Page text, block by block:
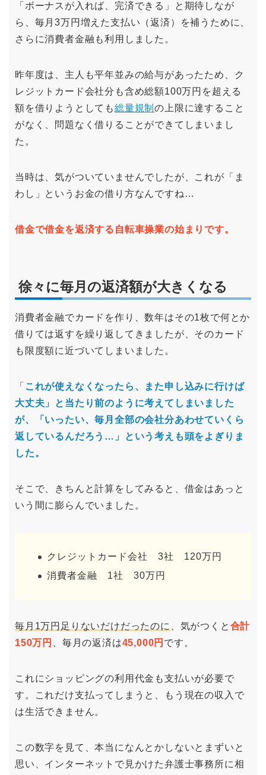
「ボーナスが入れば、完済できる」と期待しなが
ら、毎月3万円増えた支払い（返済）を補うために、
さらに消費者金融も利用しました。
昨年度は、主人も平年並みの給与があったため、ク
レジットカード会社分も含め総額100万円を超える
額を借りようとしても総量規制の上限に達すること
がなく、問題なく借りることができてしまいまし
た。
当時は、気がついていませんでしたが、これが「ま
わし」というお金の借り方なんですね…
借金で借金を返済する自転車操業の始まりです。
徐々に毎月の返済額が大きくなる
消費者金融でカードを作り、数年はその1枚で何とか
借りては返すを繰り返してきましたが、そのカード
も限度額に近づいてしまいました。
「 これが使えなくなったら、また申し込みに行けば
大丈夫」と当たり前のように考えてしまいました
が、「 いったい、毎月全部の会社分あわせていくら
返しているんだろう… 」という考えも頭をよぎりま
した。
そこで、きちんと計算をしてみると、借金はあっと
いう間に膨らんでいました。
クレジットカード会社 3社 120万円
消費者金融 1社 30万円
毎月1万円足りないだけだったのに 、気がつくと 合計
150万円
、毎月の返済は45,000円 です。
これにショッピングの利用代金も支払いが必要で
す。これだけ支払ってしまうと、もう現在の収入で
は生活できません。
この数字を見て、本当になんとかしないとまずいと
思い、インターネットで見かけた弁護士事務所に相